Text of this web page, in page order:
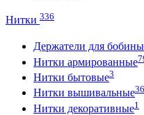
Нитки 336
Держатели для бобины
Нитки армированные
Нитки бытовые3
Нитки вышивальные36
Нитки декоративные1